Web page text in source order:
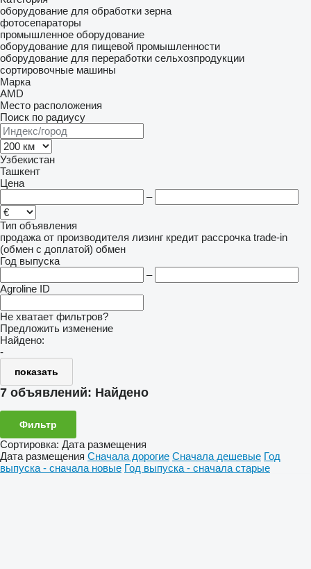
оборудование для обработки зерна
фотосепараторы
промышленное оборудование
оборудование для пищевой промышленности
оборудование для переработки сельхозпродукции
сортировочные машины
Марка
AMD
Место расположения
Поиск по радиусу
Узбекистан
Ташкент
Цена
–
Тип объявления
продажа от производителя лизинг кредит рассрочка trade-in
(обмен с доплатой) обмен
Год выпуска
–
Agroline ID
Не хватает фильтров?
Предложить изменение
Найдено:
-
показать
7 объявлений: Найдено
Фильтр
Сортировка: Дата размещения
Дата размещения Сначала дорогие Сначала дешевые Год
выпуска - сначала новые Год выпуска - сначала старые